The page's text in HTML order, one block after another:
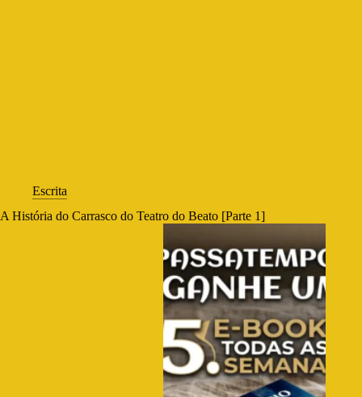
Escrita
A História do Carrasco do Teatro do Beato [Parte 1]